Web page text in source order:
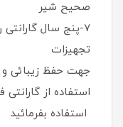
صحیح شیر
7-پنج سال
تجهیزات
استفاده بفرمائید